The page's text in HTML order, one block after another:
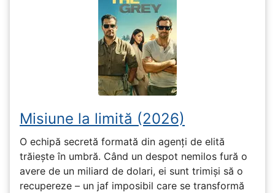
Misiune la limită (2026)
O echipă secretă formată din agenți de elită
trăiește în umbră. Când un despot nemilos fură o
avere de un miliard de dolari, ei sunt trimiși să o
recupereze – un jaf imposibil care se transformă